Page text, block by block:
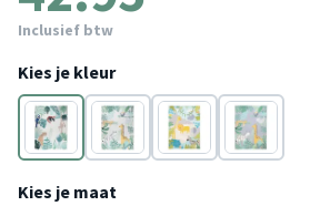
Inclusief btw
Kies je kleur
MulticolorBeige MulticolorMulticolor
Kies je maat